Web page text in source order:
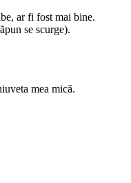
ar fi fost mai bine.
se scurge).
mea mică.